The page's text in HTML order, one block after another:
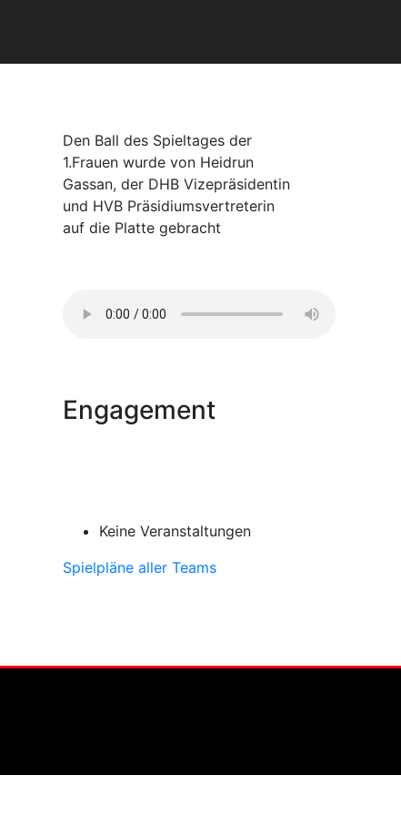
Den Ball des Spieltages der
1.Frauen wurde von Heidrun
Gassan, der DHB Vizepräsidentin
und HVB Präsidiumsvertreterin
auf die Platte gebracht
Engagement
Keine Veranstaltungen
Spielpläne aller Teams